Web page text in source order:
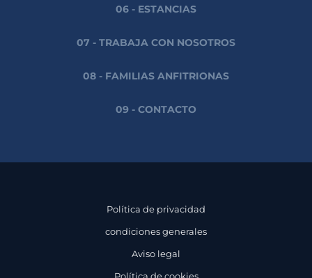
06 - ESTANCIAS
07 - TRABAJA CON NOSOTROS
08 - FAMILIAS ANFITRIONAS
09 - CONTACTO
Política de privacidad
condiciones generales
Aviso legal